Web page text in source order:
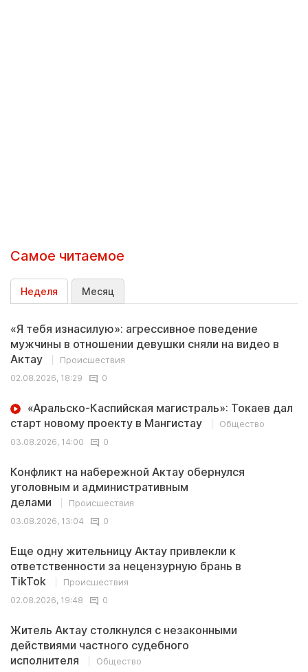
Самое читаемое
Неделя Месяц
«Я тебя изнасилую»: агрессивное поведение
мужчины в отношении девушки сняли на видео в
Актау
Происшествия
02.08.2026, 18:29
0
«Аральско-Каспийская магистраль»: Токаев дал
старт новому проекту в Мангистау
Общество
03.08.2026, 14:00
0
Конфликт на набережной Актау обернулся
уголовным и административным
делами
Происшествия
03.08.2026, 13:04
0
Еще одну жительницу Актау привлекли к
ответственности за нецензурную брань в
TikTok
Происшествия
02.08.2026, 19:48
0
Житель Актау столкнулся с незаконными
действиями частного судебного
исполнителя
Общество